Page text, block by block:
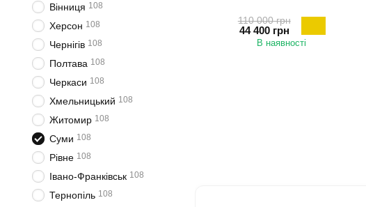
110 000 грн
44 400 грн
В наявності
Вінниця 108
Херсон 108
Чернігів 108
Полтава 108
Черкаси 108
Хмельницький 108
Житомир 108
Суми 108
Рівне 108
Івано-Франківськ 108
Тернопіль 108